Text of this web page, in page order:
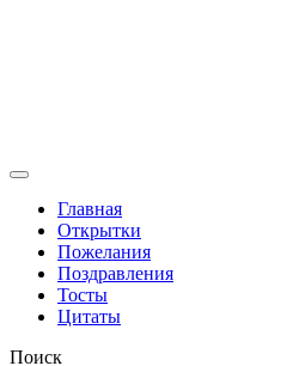
Главная
Открытки
Пожелания
Поздравления
Тосты
Цитаты
Поиск